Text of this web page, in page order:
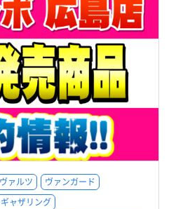
ァルツ
ヴァンガード
ャザリング